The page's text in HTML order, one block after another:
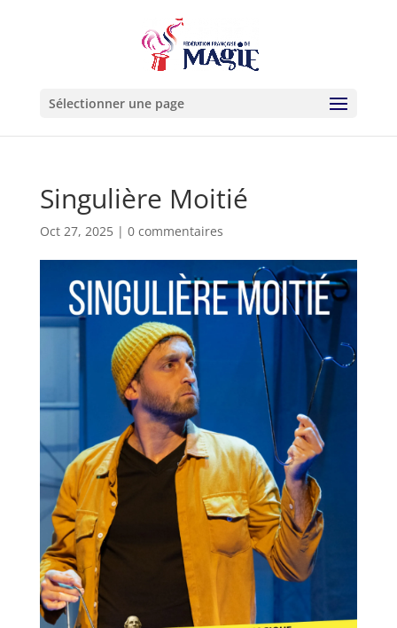
Sélectionner une page
Singulière Moitié
Oct 27, 2025| 0 commentaires